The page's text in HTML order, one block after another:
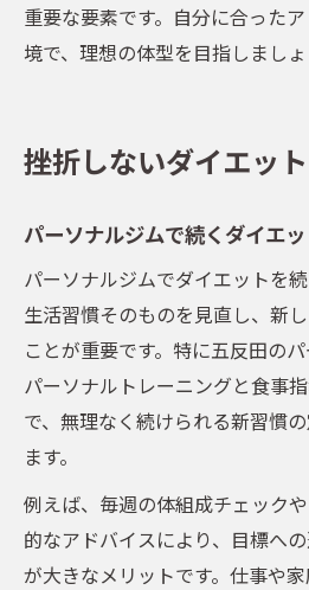
重要な要素です。自分に合った
境で、理想の体型を目指しましょ
挫折しないダイエッ
パーソナルジムで続くダイエ
パーソナルジムでダイエットを
生活習慣そのものを見直し、新
ことが重要です。特に五反田のパ
パーソナルトレーニングと食事
で、無理なく続けられる新習慣
ます。
例えば、毎週の体組成チェック
的なアドバイスにより、目標へ
が大きなメリットです。仕事や